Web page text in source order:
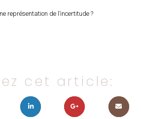
représentation de l’incertitude ?
cet article: